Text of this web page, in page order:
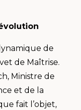
de
de Maîtrise.
Ministre de
et de la
fait l’objet,